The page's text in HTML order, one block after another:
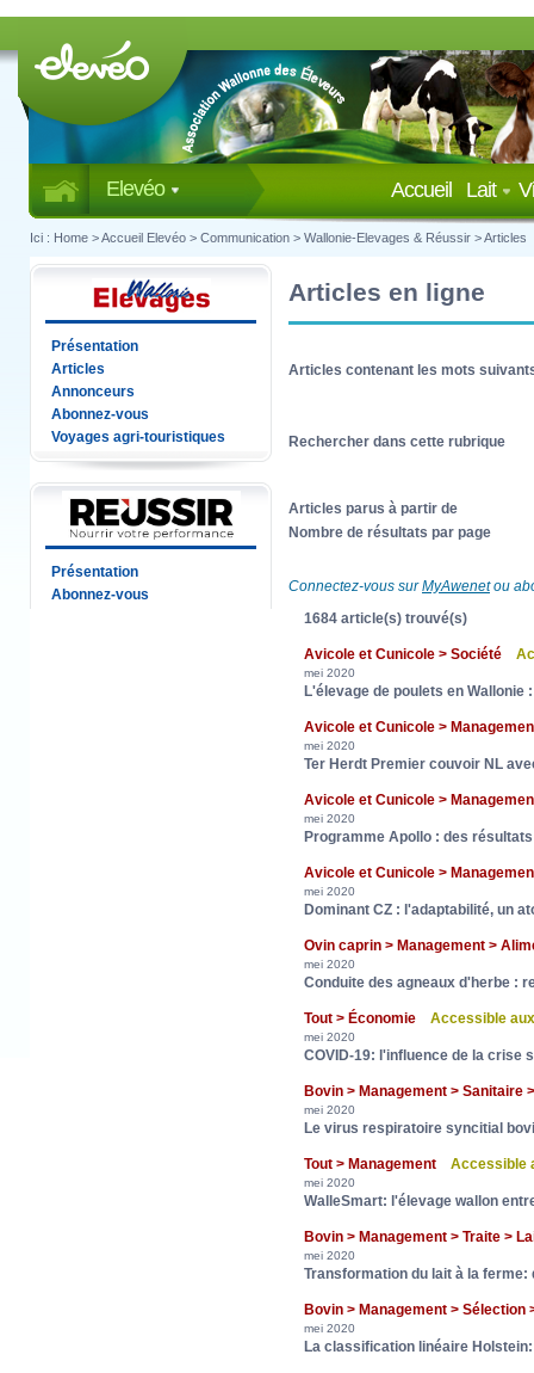
Elevéo Lait
Accueil
Ici : Home >Accueil Elevéo > Communication > Wallonie-Elevages & Réussir >Articles
Présentation
Articles
Annonceurs
Abonnez-vous
Voyages agri-touristiques
Présentation
Abonnez-vous
Articles en ligne
Articles contenant les mots
Rechercher dans cette rubrique
Articles parus à partir de
Nombre de résultats par page
Connectez-vous surMyAwenetou
1684 article(s) trouvé(s)
Avicole et Cunicole > Société
mei 2020
L'élevage de poulets en
Avicole et Cunicole >
mei 2020
Ter Herdt Premier couvoir NL
Avicole et Cunicole >
mei 2020
Programme Apollo : des
Avicole et Cunicole >
mei 2020
Dominant CZ : l'adaptabilité, un
Ovin caprin > Management >
mei 2020
Conduite des agneaux d'herbe :
Tout > Économie Accessible
mei 2020
COVID-19: l'influence de la crise
Bovin > Management >
mei 2020
Le virus respiratoire syncitial
Tout > Management Accessible
mei 2020
WalleSmart: l'élevage wallon
Bovin > Management > Traite >
mei 2020
Transformation du lait à la
Bovin > Management >
mei 2020
La classification linéaire